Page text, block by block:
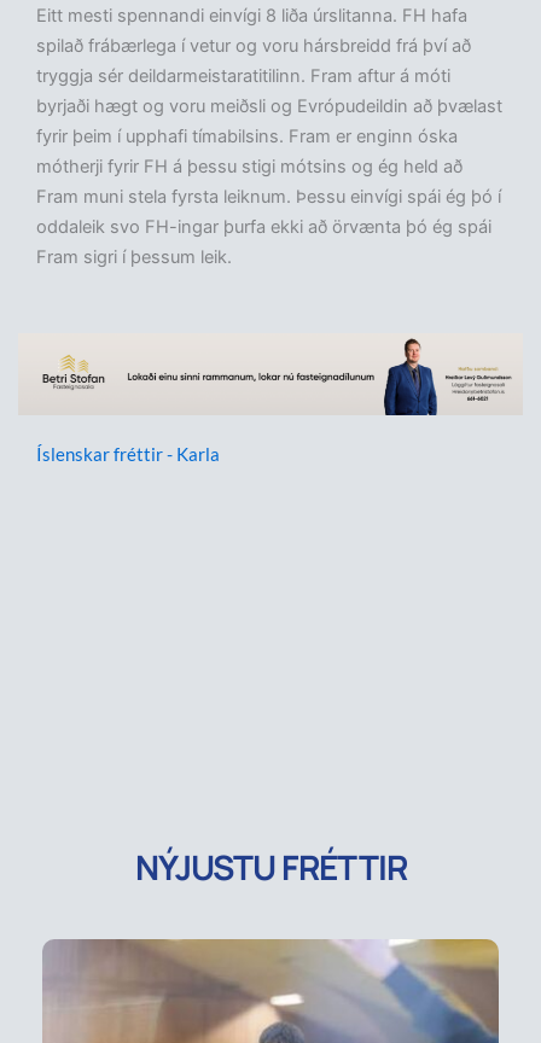
Eitt mesti spennandi einvígi 8 liða úrslitanna. FH hafa
spilað frábærlega í vetur og voru hársbreidd frá því að
tryggja sér deildarmeistaratitilinn. Fram aftur á móti
byrjaði hægt og voru meiðsli og Evrópudeildin að þvælast
fyrir þeim í upphafi tímabilsins. Fram er enginn óska
mótherji fyrir FH á þessu stigi mótsins og ég held að
Fram muni stela fyrsta leiknum. Þessu einvígi spái ég þó í
oddaleik svo FH-ingar þurfa ekki að örvænta þó ég spái
Fram sigri í þessum leik.
Íslenskar fréttir - Karla
NÝJUSTU FRÉTTIR